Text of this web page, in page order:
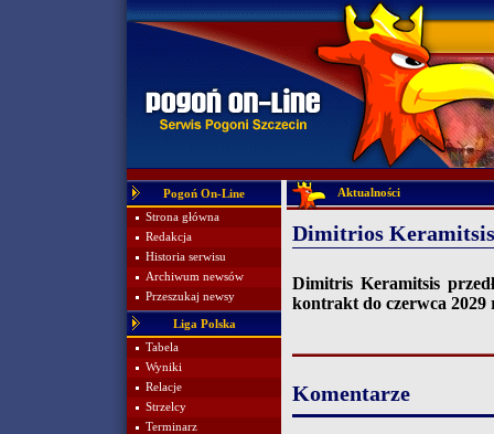
Pogoń On-Line
Strona główna
Redakcja
Historia serwisu
Archiwum newsów
Przeszukaj newsy
Liga Polska
Tabela
Wyniki
Relacje
Strzelcy
Terminarz
Aktualności
Dimitrios Keramitsis
Dimitris Keramitsis
kontrakt do czerwca
Komentarze